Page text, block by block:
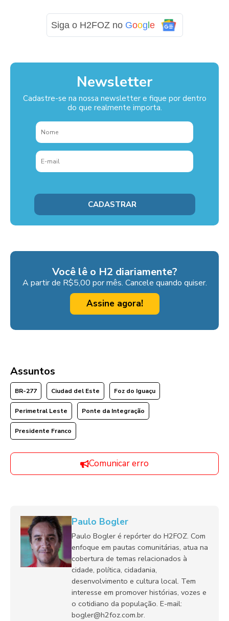
Siga o H2FOZ no Google
Newsletter
Cadastre-se na nossa newsletter e fique por dentro
do que realmente importa.
Você lê o H2 diariamente?
A partir de R$5,00 por mês. Cancele quando quiser.
Assine agora!
Assuntos
BR-277 Ciudad del Este Foz do Iguaçu
Perimetral Leste Ponte da Integração
Presidente Franco
Comunicar erro
Paulo Bogler
Paulo Bogler é repórter do H2FOZ. Com
enfoque em pautas comunitárias, atua na
cobertura de temas relacionados à
cidade, política, cidadania,
desenvolvimento e cultura local. Tem
interesse em promover histórias, vozes e
o cotidiano da população. E-mail:
bogler@h2foz.com.br.